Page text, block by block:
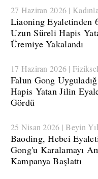
27 Haziran 2026 |
​Liaoning Eyaletinden
Uzun Süreli Hapis
Üremiye Yakalandı
17 Haziran 2026 |
​Falun Gong
Hapis Yatan Jilin
Gördü
25 Nisan 2026 | Beyin
​Baoding, Hebei
Gong'u Karalamayı
Kampanya Başlattı